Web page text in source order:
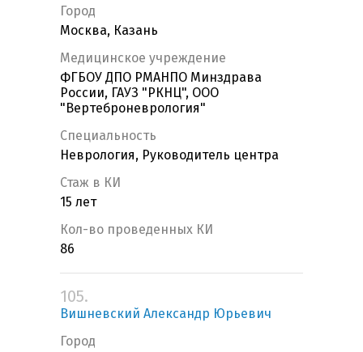
Город
Москва, Казань
Медицинское учреждение
ФГБОУ ДПО РМАНПО Минздрава
России, ГАУЗ "РКНЦ", ООО
"Вертеброневрология"
Специальность
Неврология, Руководитель центра
Стаж в КИ
15 лет
Кол-во проведенных КИ
86
105.
Вишневский Александр Юрьевич
Город